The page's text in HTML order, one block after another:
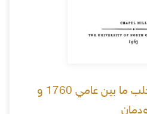
الفصائل السياسية في حلب ما بين عامي 1760 و